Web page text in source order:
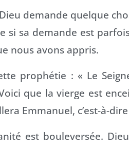
demande quelque
si sa demande est
nous avons appris.
prophétie : « Le
que la vierge est
Emmanuel, c’est-à-
est bouleversée.